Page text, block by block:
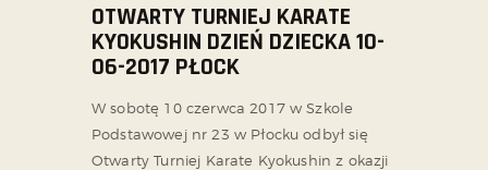
OTWARTY TURNIEJ KARATE
KYOKUSHIN DZIEŃ DZIECKA 10-
06-2017 PŁOCK
W sobotę 10 czerwca 2017 w Szkole
Podstawowej nr 23 w Płocku odbył się
Otwarty Turniej Karate Kyokushin z okazji